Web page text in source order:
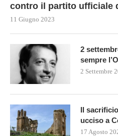
contro il partito ufficiale
11 Giugno 2023
2
sempre
2 Settembre
Il
ucciso a
17 Agosto